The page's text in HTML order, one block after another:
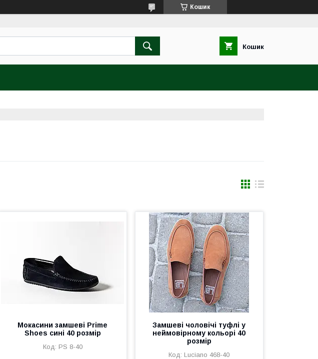
Кошик
Кошик
Мокасини замшеві Prime
Shoes сині 40 розмір
PS 8-40
Замшеві чоловічі туфлі у
неймовірному кольорі 40
розмір
Luciano 468-40